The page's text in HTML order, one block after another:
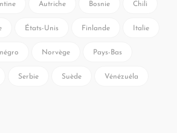
Autriche Bosnie Chili
États-Unis Finlande Italie
Norvège Pays-Bas
Serbie Suède Vénézuéla